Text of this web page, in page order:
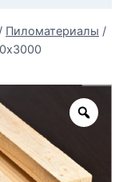
/ Пиломатериалы /
Zoom